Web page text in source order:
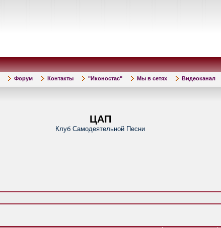
Форум Контакты "Иконостас" Мы в сетях Видеоканал
ЦАП
Клуб Самодеятельной Песни